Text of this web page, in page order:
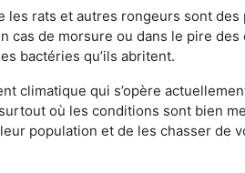
les rats et autres rongeurs sont
cas de morsure ou dans le pire
bactéries qu’ils abritent.
climatique qui s’opère
où les conditions sont bien
population et de les chasser de